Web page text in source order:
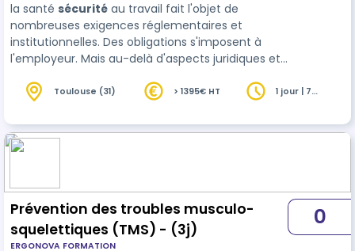
la santé sécurité au travail fait l'objet de
nombreuses exigences réglementaires et
institutionnelles. Des obligations s'imposent à
l'employeur. Mais au-delà d'aspects juridiques et
contribue au développement des …
Toulouse (31) > 1395€ HT
1 jour | 7
Prévention des troubles musculo-
squelettiques (TMS) - (3j)
ERGONOVA FORMATION
0